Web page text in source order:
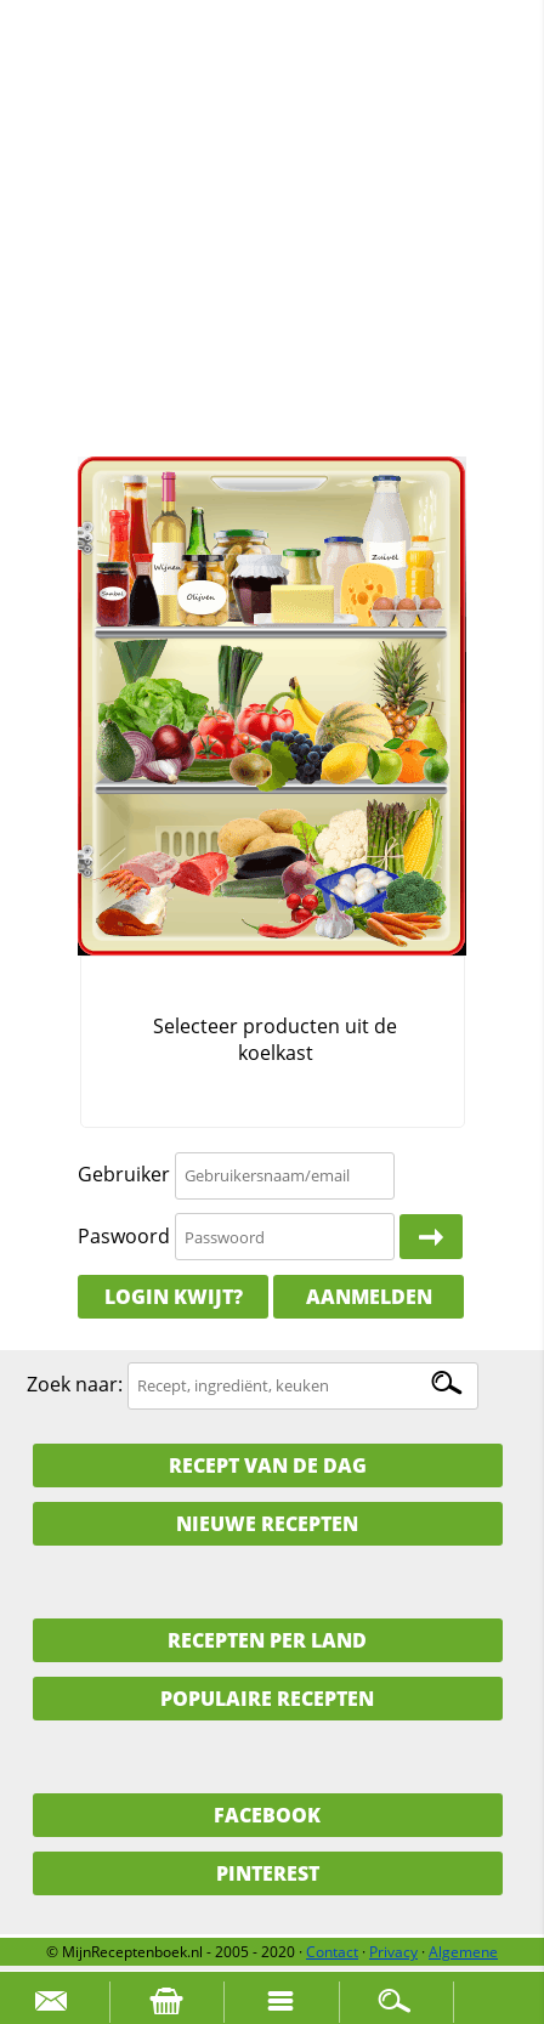
Zoek naar:
Gebruiker
Paswoord
LOGIN KWIJT? AANMELDEN
Zoek naar:
RECEPT VAN DE DAG
NIEUWE RECEPTEN
RECEPTEN PER LAND
POPULAIRE RECEPTEN
FACEBOOK
PINTEREST
© MijnReceptenboek.nl - 2005 - 2020 ·Contact · Privacy ·Algemene
voorwaarden
Over ons